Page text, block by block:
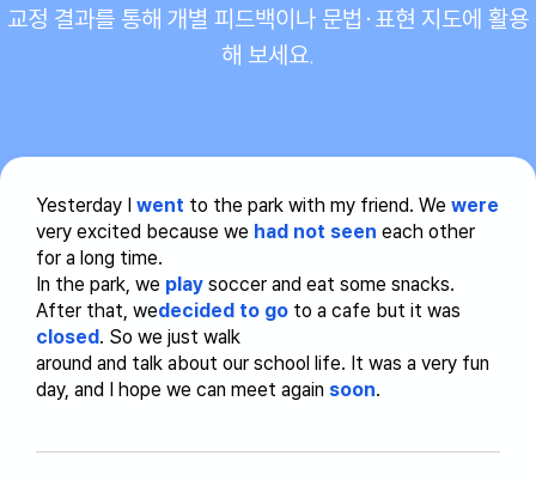
교정 결과를 통해 개별 피드백이나 문법·표현 지도에 활용
해 보세요.
Yesterday I went to the park with my friend. We were
very excited because we had not seen each other
for a long time.
In the park, we play soccer and eat some snacks.
After that, wedecided to go to a cafe but it was
closed. So we just walk
around and talk about our school life. It was a very fun
day, and I hope we can meet again soon.